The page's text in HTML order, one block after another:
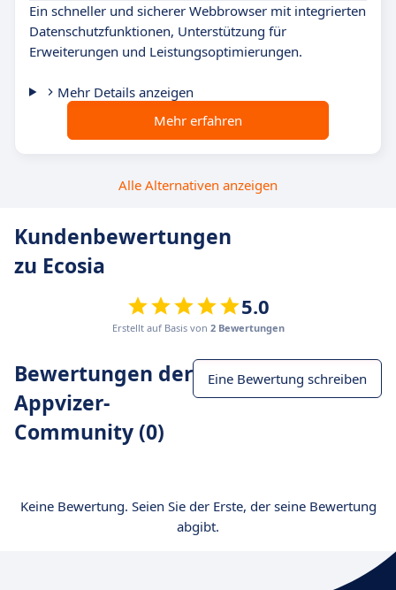
Ein schneller und sicherer Webbrowser mit integrierten
Datenschutzfunktionen, Unterstützung für
Erweiterungen und Leistungsoptimierungen.
Mehr Details anzeigen
Mehr erfahren
Alle Alternativen anzeigen
Kundenbewertungen
zu Ecosia
5.0
Erstellt auf Basis von 2 Bewertungen
Bewertungen der
Appvizer-
Community (0)
Eine Bewertung schreiben
Keine Bewertung. Seien Sie der Erste, der seine Bewertung
abgibt.